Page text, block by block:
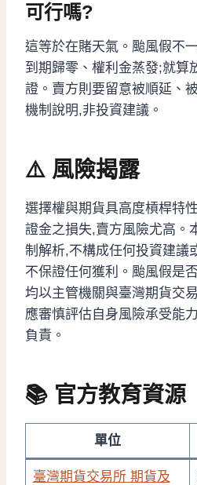
可行嗎?
這等於在賭天氣。颱風假不
到期歸零、權利金蒸發;就算
證。賣方則要留意被順延、
機制說明,非投資建議。
⚠️ 風險揭露
選擇權與期貨具高度槓桿特
證金之損失,賣方風險尤高。
制解析,不構成任何投資建議
不保證任何獲利。颱風假是
均以主管機關與臺灣期貨交
應審慎評估自身風險承受能
負責。
📚 官方教育資源
單位
臺灣期貨交易所 期貨及